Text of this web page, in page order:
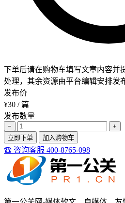
下单后请在购物车填写文章内容并
处理，其余资源由平台编辑安排发
发布价
¥30 / 篇
发布数量
−
+
立即下单
加入购物车
☎ 咨询客服 400-8765-098